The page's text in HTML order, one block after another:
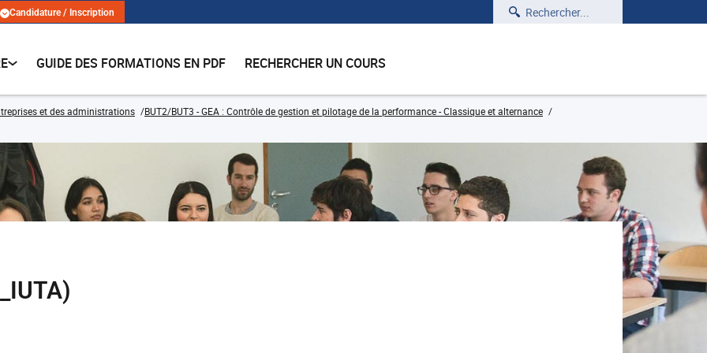
Candidature / Inscription Rechercher
GUIDE DES FORMATIONS EN PDF RECHERCHER UN COURS
et des administrations
BUT2/BUT3 - GEA : Contrôle de gestion et pilotage de la performance - Classique et alternance